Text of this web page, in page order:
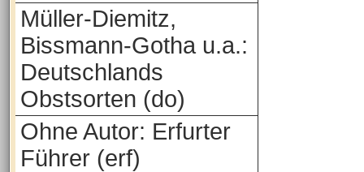
Müller-Diemitz,
Bissmann-Gotha u.a.:
Deutschlands
Obstsorten (do)
Ohne Autor: Erfurter
Führer (erf)